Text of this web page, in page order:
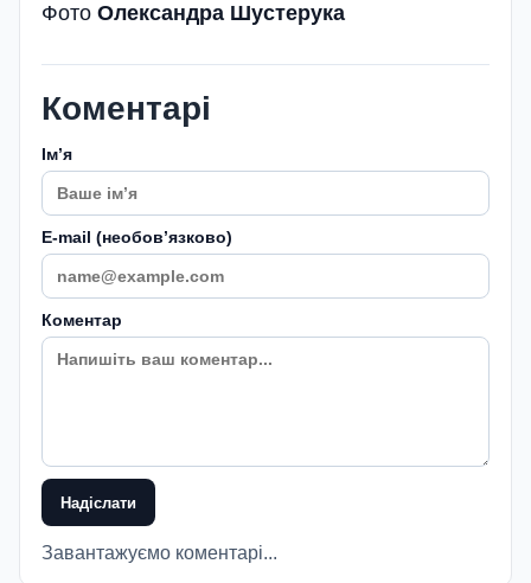
Фото Олександра Шустерука
Коментарі
Імʼя
E-mail (необовʼязково)
Коментар
Надіслати
Завантажуємо коментарі...